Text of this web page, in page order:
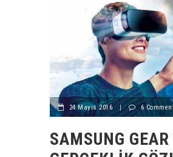
24 Mayıs 2016 | 6
SAMSUNG